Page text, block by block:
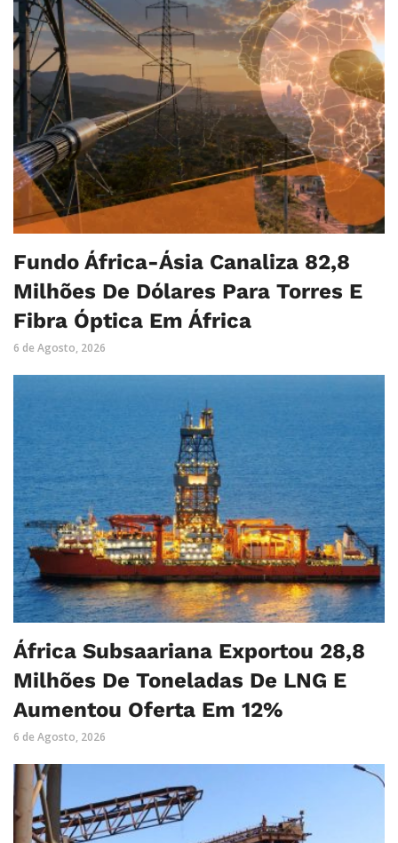
Fundo África-Ásia Canaliza 82,8
Milhões De Dólares Para Torres E
Fibra Óptica Em África
6 de Agosto, 2026
África Subsaariana Exportou 28,8
Milhões De Toneladas De LNG E
Aumentou Oferta Em 12%
6 de Agosto, 2026